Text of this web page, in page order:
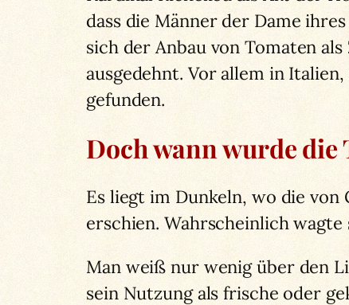
dass die Männer der Dame
sich der Anbau von Tomaten
ausgedehnt. Vor allem in
gefunden.
Doch wann wurde die
Es liegt im Dunkeln, wo die
erschien. Wahrscheinlich
Man weiß nur wenig über den
sein Nutzung als frische oder